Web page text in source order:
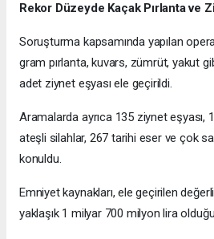
Rekor Düzeyde Kaçak Pırlanta ve
Soruşturma kapsamında yapılan
gram pırlanta, kuvars, zümrüt, yakut
adet ziynet eşyası ele geçirildi.
Aramalarda ayrıca 135 ziynet eşyası,
ateşli silahlar, 267 tarihi eser ve çok
konuldu.
Emniyet kaynakları, ele geçirilen
yaklaşık 1 milyar 700 milyon lira